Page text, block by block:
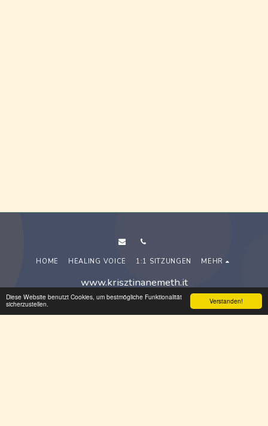
Verstanden!
Diese Website benutzt Cookies, um bestmögliche Funktionalität
sicherzustellen.
www.krisztinanemeth.it
Copyright © 2026 Alle Rechte vorbehalten.
HOME HEALING VOICE 1:1 SITZUNGEN MEHR